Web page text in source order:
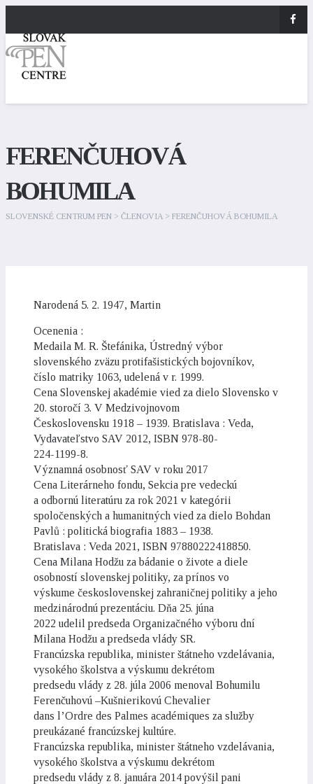
FERENČUHOVÁ
BOHUMILA
SLOVENSKÉ CENTRUM PEN > ČLENOVIA > FERENČUHOVÁ BOHUMILA
Narodená 5. 2. 1947, Martin
Ocenenia :
Medaila M. R. Štefánika, Ústredný výbor
slovenského zväzu protifašistických bojovníkov,
číslo matriky 1063, udelená v r. 1999.
Cena Slovenskej akadémie vied za dielo Slovensko v
20. storočí 3. V Medzivojnovom
Československu 1918 – 1939. Bratislava : Veda,
Vydavateľstvo SAV 2012, ISBN 978-80-
224-1199-8.
Významná osobnosť SAV v roku 2017
Cena Literárneho fondu, Sekcia pre vedeckú
a odbornú literatúru za rok 2021 v kategórii
spoločenských a humanitných vied za dielo Bohdan
Pavlů : politická biografia 1883 – 1938.
Bratislava : Veda 2021, ISBN 97880222418850.
Cena Milana Hodžu za bádanie o živote a diele
osobností slovenskej politiky, za prínos vo
výskume československej zahraničnej politiky a jeho
medzinárodnú prezentáciu. Dňa 25. júna
2022 udelil predseda Organizačného výboru dní
Milana Hodžu a predseda vlády SR.
Francúzska republika, minister štátneho vzdelávania,
vysokého školstva a výskumu dekrétom
predsedu vlády z 28. júla 2006 menoval Bohumilu
Ferenčuhovú –Kušnierikovú Chevalier
dans l’Ordre des Palmes académiques za služby
preukázané francúzskej kultúre.
Francúzska republika, minister štátneho vzdelávania,
vysokého školstva a výskumu dekrétom
predsedu vlády z 8. januára 2014 povýšil pani